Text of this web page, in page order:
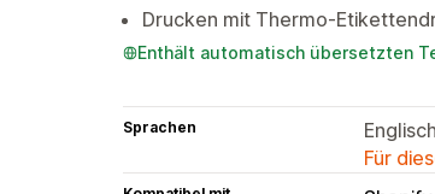
Drucken mit Thermo-
Enthält automatisch übersetzten
Sprachen
Englisch
Für